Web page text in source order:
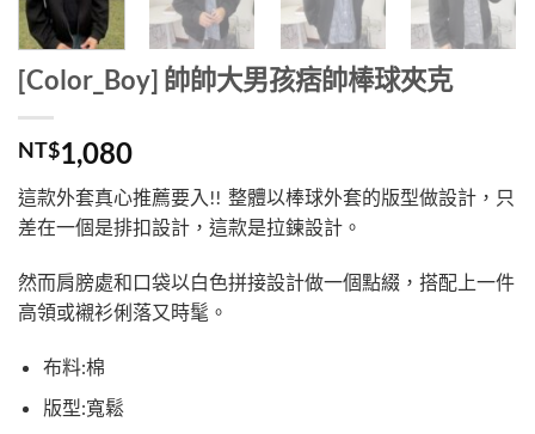
[Color_Boy] 帥帥大男孩痞帥棒球夾克
NT$1,080
這款外套真心推薦要入!! 整體以棒球外套的版型做設計，只
差在一個是排扣設計，這款是拉鍊設計。
然而肩膀處和口袋以白色拼接設計做一個點綴，搭配上一件
高領或襯衫俐落又時髦。
布料:棉
版型:寬鬆